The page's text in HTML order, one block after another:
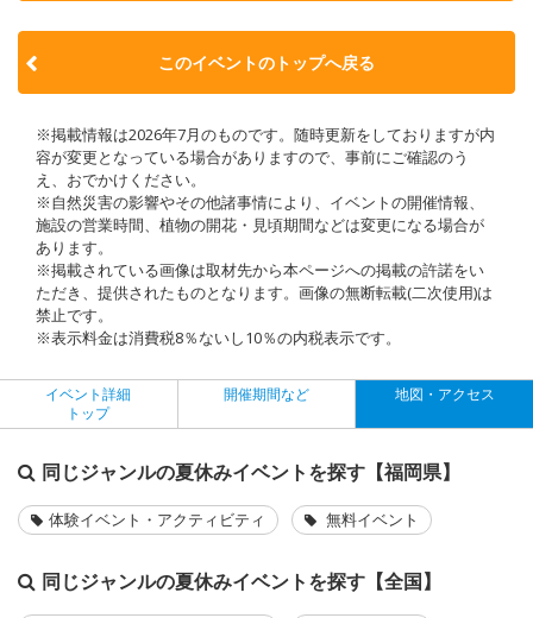
このイベントのトップへ戻る
※掲載情報は2026年7月のものです。随時更新をしておりますが内
容が変更となっている場合がありますので、事前にご確認のう
え、おでかけください。
※自然災害の影響やその他諸事情により、イベントの開催情報、
施設の営業時間、植物の開花・見頃期間などは変更になる場合が
あります。
※掲載されている画像は取材先から本ページへの掲載の許諾をい
ただき、提供されたものとなります。画像の無断転載(二次使用)は
禁止です。
※表示料金は消費税8％ないし10％の内税表示です。
イベント詳細
トップ
開催期間など 地図・アクセス
同じジャンルの夏休みイベントを探す【福岡県】
体験イベント・アクティビティ 無料イベント
同じジャンルの夏休みイベントを探す【全国】